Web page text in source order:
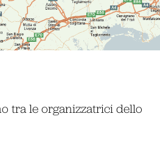
tra le organizzatrici dello